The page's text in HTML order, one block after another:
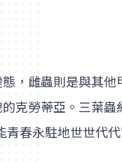
，雌蟲則是與其
克勞蒂亞。三葉
春永駐地世世代代